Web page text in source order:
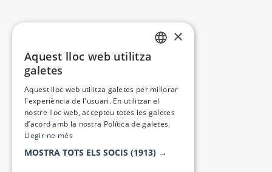
×
Aquest lloc web utilitza
galetes
Aquest lloc web utilitza galetes per millorar
l'experiència de l'usuari. En utilitzar el
nostre lloc web, accepteu totes les galetes
d’acord amb la nostra Política de galetes.
Llegir-ne més
MOSTRA TOTS ELS SOCIS (1913) →